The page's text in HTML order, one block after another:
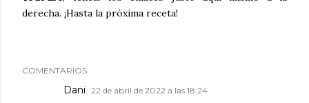
derecha. ¡Hasta la próxima receta!
COMENTARIOS
Dani 22 de abril de 2022 a las 18:24